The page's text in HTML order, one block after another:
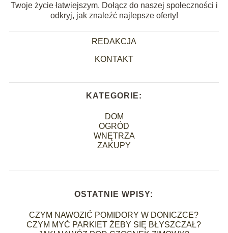
Twoje życie łatwiejszym. Dołącz do naszej społeczności i
odkryj, jak znaleźć najlepsze oferty!
REDAKCJA
KONTAKT
KATEGORIE:
DOM
OGRÓD
WNĘTRZA
ZAKUPY
OSTATNIE WPISY:
CZYM NAWOZIĆ POMIDORY W DONICZCE?
CZYM MYĆ PARKIET ŻEBY SIĘ BŁYSZCZAŁ?